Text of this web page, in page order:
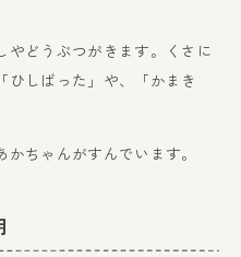
やどうぶつがきます。くさに
しばった」や、「かまき
ちゃんがすんでいます。